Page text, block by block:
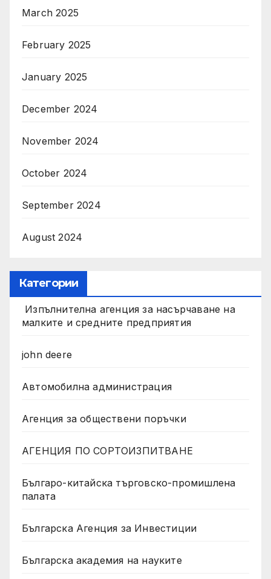
March 2025
February 2025
January 2025
December 2024
November 2024
October 2024
September 2024
August 2024
Категории
Изпълнителна агенция за насърчаване на
малките и средните предприятия
john deere
Автомобилна администрация
Агенция за обществени поръчки
АГЕНЦИЯ ПО СОРТОИЗПИТВАНЕ
Българо-китайска търговско-промишлена
палата
Българска Агенция за Инвестиции
Българска академия на науките